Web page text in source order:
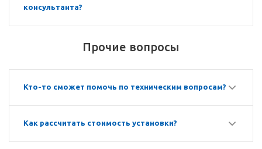
консультанта?
Прочие вопросы
Кто-то сможет помочь по техническим вопросам?
Как рассчитать стоимость установки?